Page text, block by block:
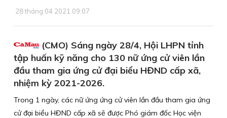
28 tháng 04 2021 09:07
(CMO) Sáng ngày 28/4, Hội LHPN tỉnh
tập huấn kỹ năng cho 130 nữ ứng cử viên lần
đầu tham gia ứng cử đại biểu HĐND cấp xã,
nhiệm kỳ 2021-2026.
Trong 1 ngày, các nữ ứng ứng cử viên lần đầu tham gia ứng
cử đại biểu HĐND cấp xã sẽ được Phó giám đốc Học viện